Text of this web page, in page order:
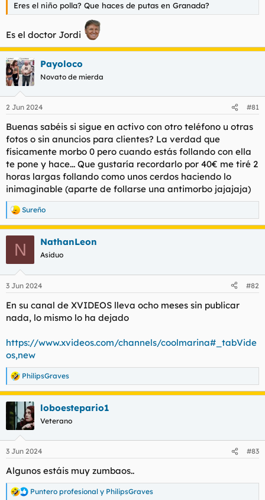
Eres el niño polla? Que haces de putas en Granada?
Es el doctor Jordi
Payoloco
Novato de mierda
2 Jun 2024 #81
Buenas sabéis si sigue en activo con otro teléfono u otras
fotos o sin anuncios para clientes? La verdad que
físicamente morbo 0 pero cuando estás follando con ella
te pone y hace... Que gustaría recordarlo por 40€ me tiré 2
horas largas follando como unos cerdos haciendo lo
inimaginable (aparte de follarse una antimorbo jajajaja)
R
e
a
e
:
Sureño
N NathanLeon
Asiduo
3 Jun 2024 #82
En su canal de XVIDEOS lleva ocho meses sin publicar
nada, lo mismo lo ha dejado
https://www.xvideos.com/channels/coolmarina#_tabVide
os,new
R
e
a
c
i
e
:
PhilipsGraves
loboestepario1
Veterano
3 Jun 2024 #83
Algunos estáis muy zumbaos..
R Puntero profesional y PhilipsGraves